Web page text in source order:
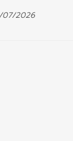
07/2026